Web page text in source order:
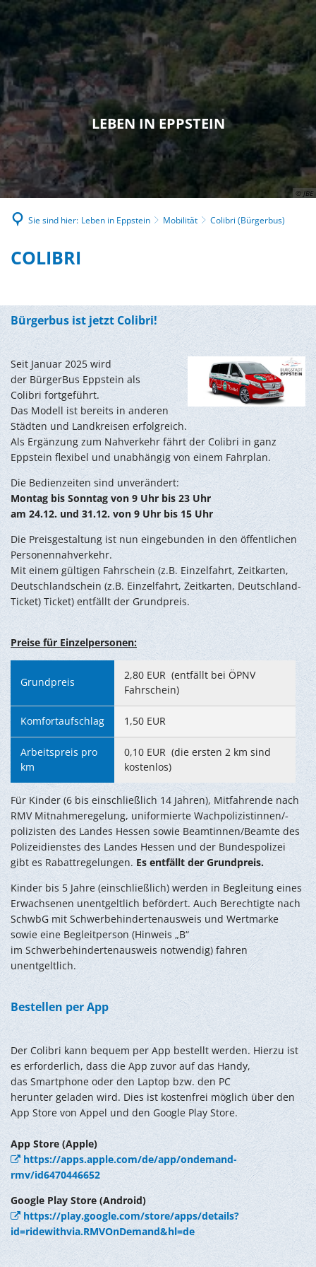
© JBE
LEBEN IN EPPSTEIN
Sie sind hier: Leben in Eppstein Mobilität Colibri (Bürgerbus)
COLIBRI
COLIBRI
Bürgerbus ist jetzt Colibri!
Seit Januar 2025 wird
der BürgerBus Eppstein als
Colibri fortgeführt.
Das Modell ist bereits in anderen
Städten und Landkreisen erfolgreich.
Als Ergänzung zum Nahverkehr fährt der Colibri in ganz
Eppstein flexibel und unabhängig von einem Fahrplan.
Die Bedienzeiten sind unverändert:
Montag bis Sonntag von 9 Uhr bis 23 Uhr
am 24.12. und 31.12. von 9 Uhr bis 15 Uhr
Die Preisgestaltung ist nun eingebunden in den öffentlichen
Personennahverkehr.
Mit einem gültigen Fahrschein (z.B. Einzelfahrt, Zeitkarten,
Deutschlandschein (z.B. Einzelfahrt, Zeitkarten, Deutschland-
Ticket) Ticket) entfällt der Grundpreis.
Preise für Einzelpersonen:
Grundpreis
2,80 EUR (entfällt bei ÖPNV
Fahrschein)
Komfortaufschlag 1,50 EUR
Arbeitspreis pro
km
0,10 EUR (die ersten 2 km sind
kostenlos)
Für Kinder (6 bis einschließlich 14 Jahren), Mitfahrende nach
RMV Mitnahmeregelung, uniformierte Wachpolizistinnen/-
polizisten des Landes Hessen sowie Beamtinnen/Beamte des
Polizeidienstes des Landes Hessen und der Bundespolizei
gibt es Rabattregelungen. Es entfällt der Grundpreis.
Kinder bis 5 Jahre (einschließlich) werden in Begleitung eines
Erwachsenen unentgeltlich befördert. Auch Berechtigte nach
SchwbG mit Schwerbehindertenausweis und Wertmarke
sowie eine Begleitperson (Hinweis „B“
im Schwerbehindertenausweis notwendig) fahren
unentgeltlich.
Bestellen per App
Der Colibri kann bequem per App bestellt werden. Hierzu ist
es erforderlich, dass die App zuvor auf das Handy,
das Smartphone oder den Laptop bzw. den PC
herunter geladen wird. Dies ist kostenfrei möglich über den
App Store von Appel und den Google Play Store.
App Store (Apple)
https://apps.apple.com/de/app/ondemand-
rmv/id6470446652
Google Play Store (Android)
https://play.google.com/store/apps/details?
id=ridewithvia.RMVOnDemand&hl=de